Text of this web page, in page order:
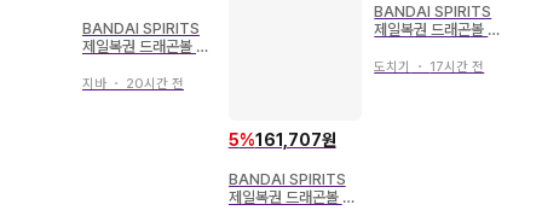
BANDAI SPIRITS
제일복권 드래곤볼 V
상 우롱 아크릴 스탠드
지바 ・ 20시간 전
5%161,707원
BANDAI SPIRITS
제일복권 드래곤볼 EX
BANDAI SPIRITS
제일복권 드래곤볼 D
II B상 우롱&신룡 Rev
도치기 ・ 17시간 전